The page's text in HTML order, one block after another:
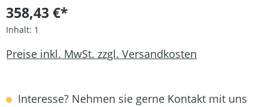
358,43 €*
Inhalt: 1
Preise inkl. MwSt. zzgl. Versandkosten
Interesse? Nehmen sie gerne Kontakt mit uns